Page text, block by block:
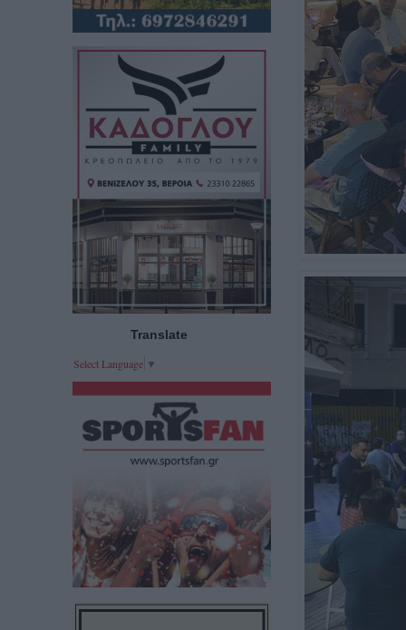
Translate
Select Language ▼